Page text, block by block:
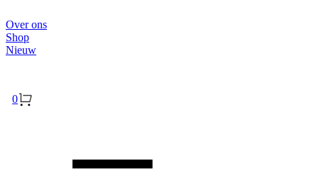
Over ons
Shop
Nieuw
0